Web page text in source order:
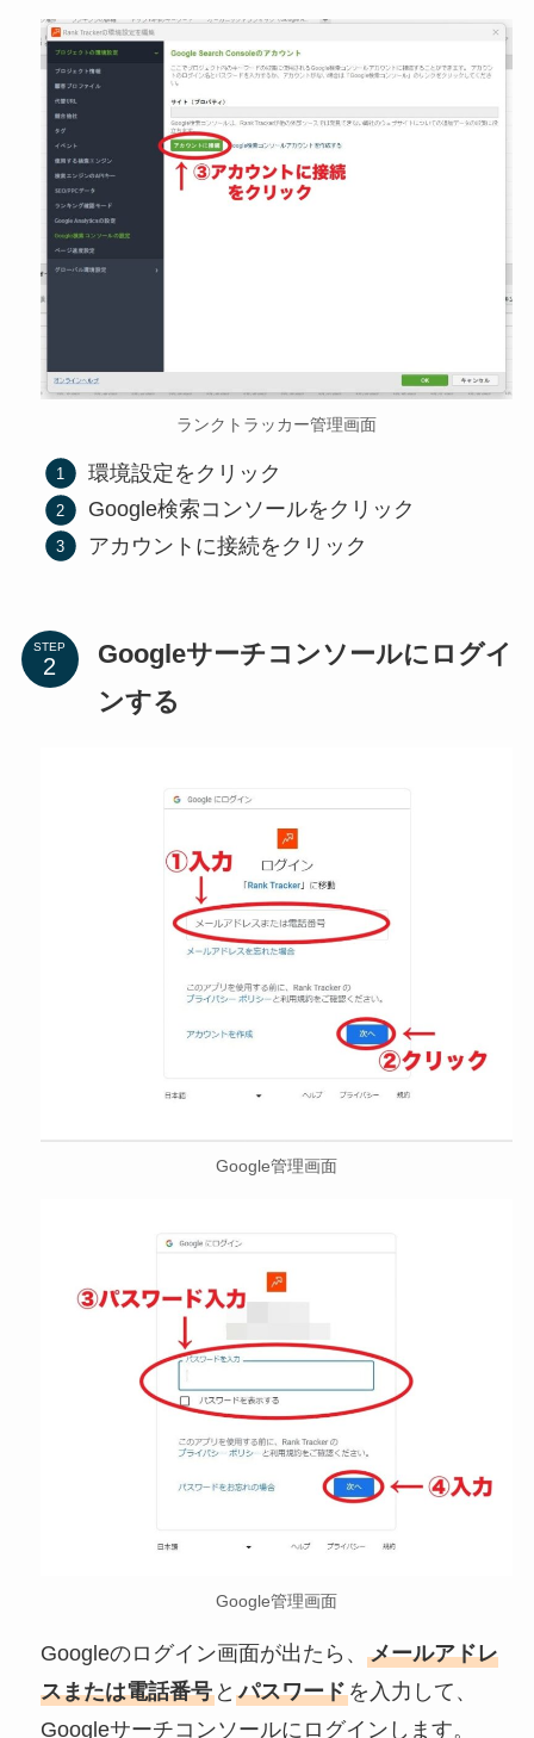
ランクトラッカー管理画面
環境設定をクリック
Google検索コンソールをクリック
アカウントに接続をクリック
STEP
Googleサーチコンソールにログイ
ンする
Google管理画面
Google管理画面
Googleのログイン画面が出たら、 メールアドレ
スまたは電話番号と パスワードを入力して、
Googleサーチコンソールにログインします。